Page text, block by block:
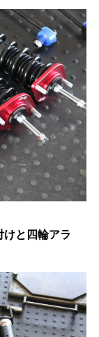
と四輪アラ